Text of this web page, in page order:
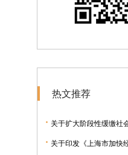
热文推荐
关于扩大阶段性缓缴社会保险费
关于印发《上海市加快经济恢复